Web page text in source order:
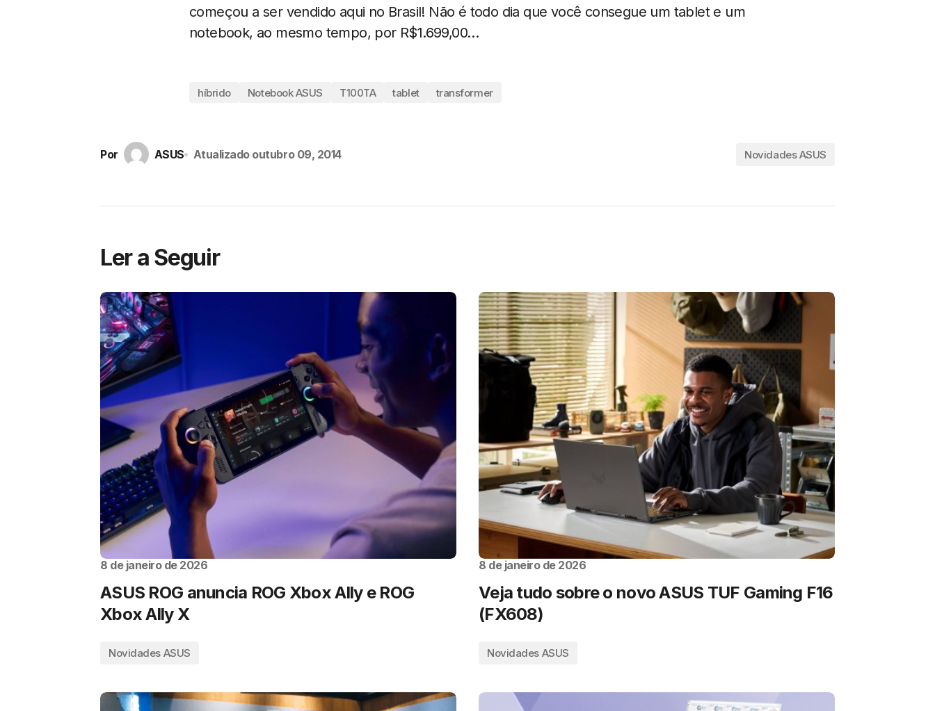
começou a ser vendido aqui no Brasil! Não é todo dia que você consegue um tablet e um
notebook, ao mesmo tempo, por R$1.699,00…
híbrido Notebook ASUS T100TA tablet transformer
Por ASUS Atualizado outubro 09, 2014 Novidades ASUS
Ler a Seguir
8 de janeiro de 2026
ASUS ROG anuncia ROG Xbox Ally e ROG
Xbox Ally X
Novidades ASUS
8 de janeiro de 2026
Veja tudo sobre o novo ASUS TUF Gaming F16
(FX608)
Novidades ASUS